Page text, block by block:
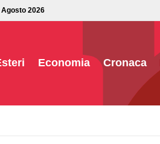
Agosto 2026
Economia Cronaca